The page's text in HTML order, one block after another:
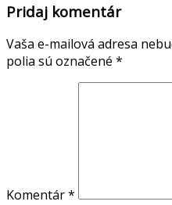
Pridaj komentár
Vaša e-mailová adresa
polia sú označené *
Komentár*